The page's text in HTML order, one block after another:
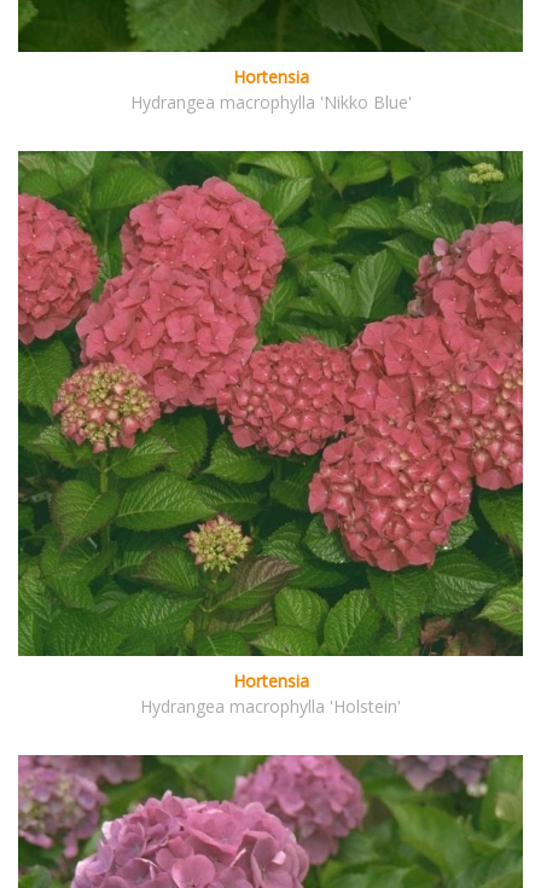
Hortensia
Hydrangea macrophylla 'Nikko Blue'
Hortensia
Hydrangea macrophylla 'Holstein'